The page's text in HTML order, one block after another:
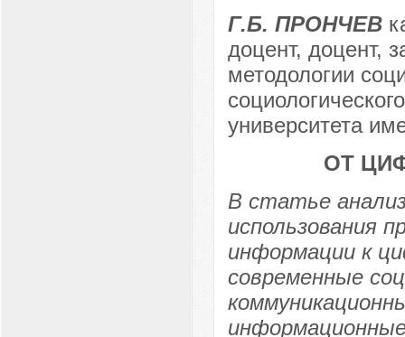
Г.Б. ПРОНЧЕВ
доцент, доцент,
методологии
университета
ОТ
В статье
использования
информации к
современные